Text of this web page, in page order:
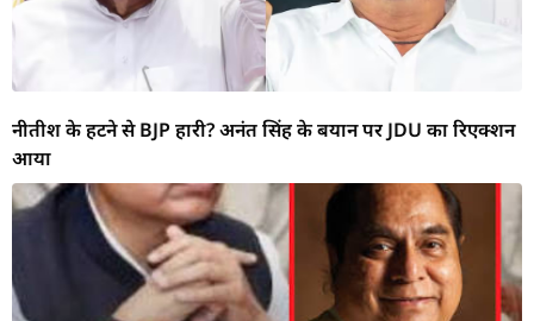
नीतीश के हटने से BJP हारी? अनंत सिंह के बयान पर JDU का रिएक्शन
आया